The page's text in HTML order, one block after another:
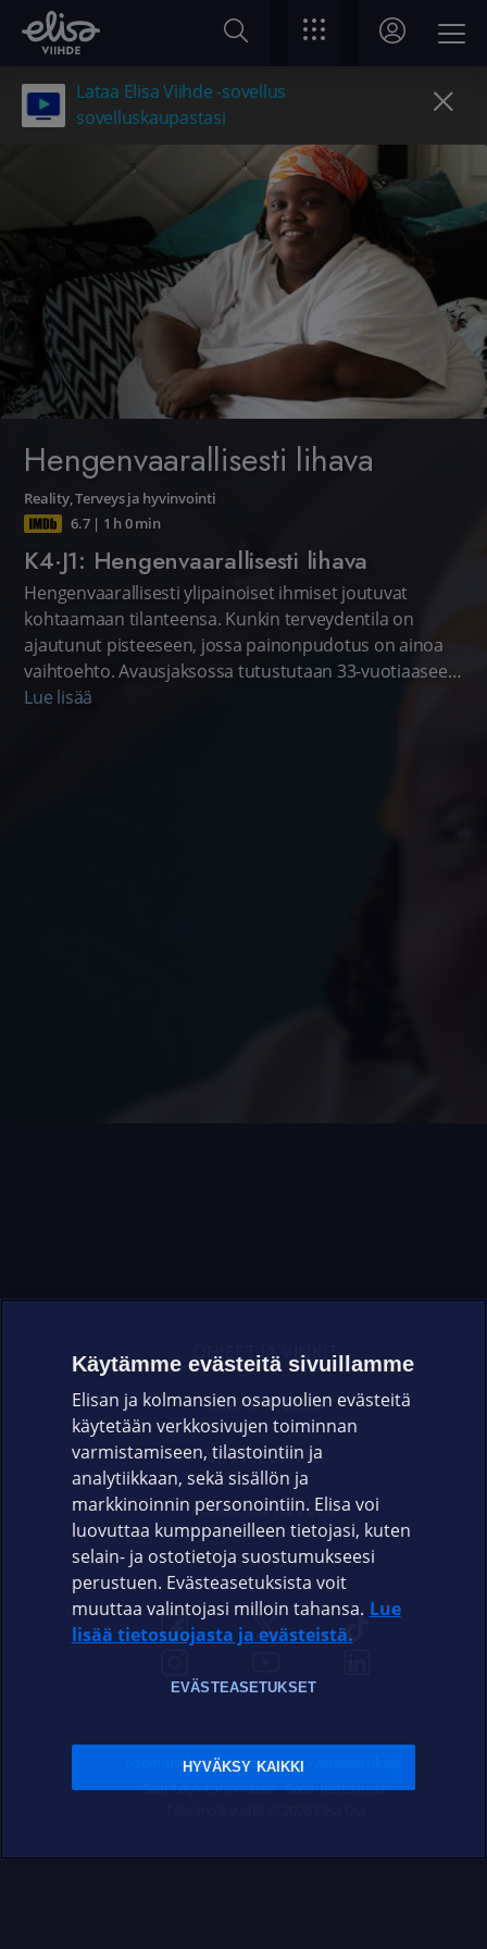
Lataa Elisa Viihde -sovellus
sovelluskaupastasi
Hengenvaarallisesti lihava
Reality,Terveys ja hyvinvointi
6.7| 1 h 0 min
K4·J1: Hengenvaarallisesti lihava
Hengenvaarallisesti ylipainoiset ihmiset joutuvat
kohtaamaan tilanteensa. Kunkin terveydentila on
ajautunut pisteeseen, jossa painonpudotus on ainoa
vaihtoehto. Avausjaksossa tutustutaan 33-vuotiaaseen
ylipainoiseen Nikkiin, joka elää isänsä, äitinsä ja CP-
Lue lisää
OHJEET JA VINKIT
OMAYHTEISÖ
VIANSELVITYS
ASIAKASPALVELU
ELISA.FI
Sopimusehdot Tietosuoja Evästeasetukset
Sääntelyviranomaiset Saavutettavuus
Käytämme evästeitä sivuillamme
Elisan ja kolmansien osapuolien evästeitä
käytetään verkkosivujen toiminnan
varmistamiseen, tilastointiin ja
analytiikkaan, sekä sisällön ja
markkinoinnin personointiin. Elisa voi
luovuttaa kumppaneilleen tietojasi, kuten
selain- ja ostotietoja suostumukseesi
perustuen. Evästeasetuksista voit
muuttaa valintojasi milloin tahansa. Lue
lisää tietosuojasta ja evästeistä.
EVÄSTEASETUKSET
HYVÄKSY KAIKKI